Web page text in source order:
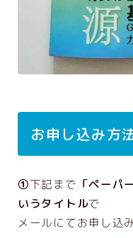
お申し込み方
①下記まで 「ペーパ
いうタイトルで
メールにてお申し込